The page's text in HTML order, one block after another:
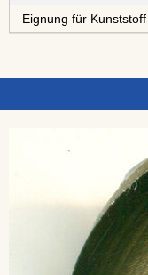
Eignung für Kunststoff